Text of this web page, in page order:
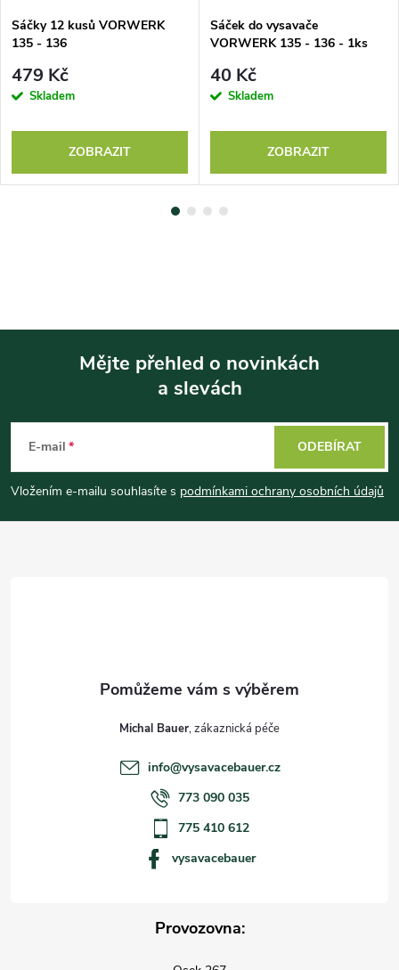
Sáčky 12 kusů VORWERK
135 - 136
479 Kč
Skladem
ZOBRAZIT
Sáček do vysavače
VORWERK 135 - 136 - 1ks
40 Kč
Skladem
ZOBRAZIT
p
a
Mějte přehled o novinkách
a slevách
E-mail
Vložením e-mailu souhlasíte s podmínkami ochrany osobních údajů
ODEBÍRAT
Michal Bauer
info@vysavacebauer.cz
773 090 035
775 410 612
vysavacebauer
Provozovna: